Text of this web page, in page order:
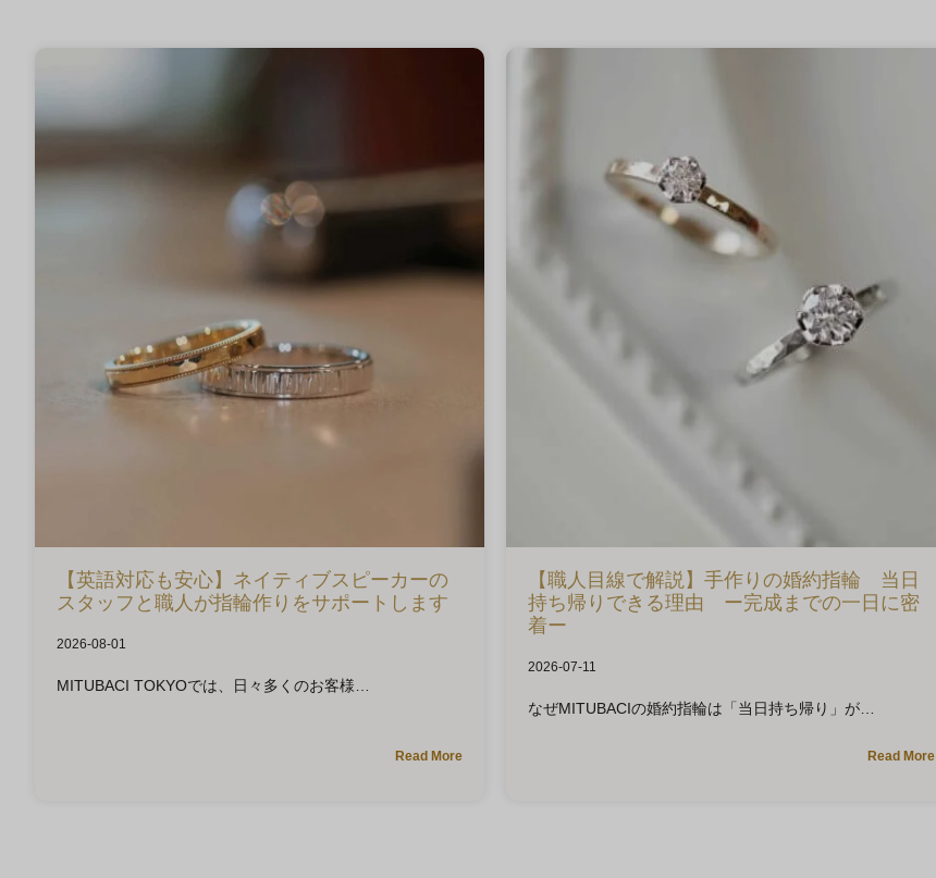
【英語対応も安心】ネイティブスピーカーの
スタッフと職人が指輪作りをサポートします
2026-08-01
MITUBACI TOKYOでは、日々多くのお客様
Read More
【職人目線で解説】手作りの婚約指輪 当日
持ち帰りできる理由 ー完成までの一日に密
着ー
2026-07-11
なぜMITUBACIの婚約指輪は「当日持ち帰り」が
Read More